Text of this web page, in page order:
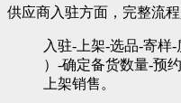
供应商入驻方面，完整流程
入驻-上架-选品-寄样
）-确定备货数量-预
上架销售。